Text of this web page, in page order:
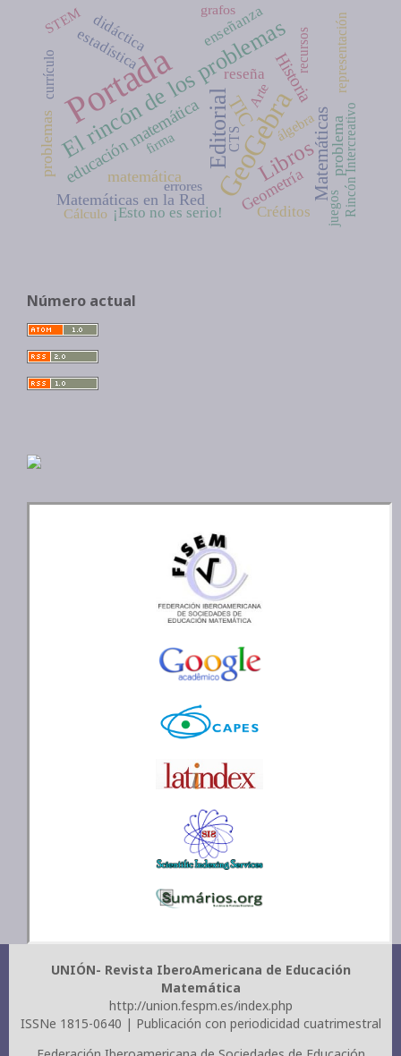
Portada
GeoGebra
Editorial
El rincón de los problemas
Libros
TIC Matemáticas
educación matemática
Historia
matemática
Matemáticas en la Red
problema
Geometría
problemas
estadística
¡Esto no es serio!
reseña
Créditos
didáctica enseñanza
STEM
álgebra
errores
firma
Arte
representación
currículo
Rincón Intercreativo
recursos
Cálculo
CTS
juegos
grafos
Número actual
UNIÓN- Revista IberoAmericana de Educación
Matemática
http://union.fespm.es/index.php
ISSNe 1815-0640 | Publicación con periodicidad cuatrimestral